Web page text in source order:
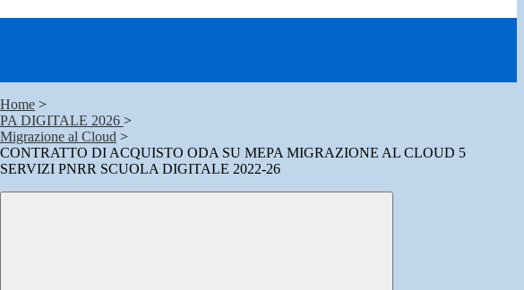
Home >
PA DIGITALE 2026 >
Migrazione al Cloud >
CONTRATTO DI ACQUISTO ODA SU MEPA MIGRAZIONE AL CLOUD 5
SERVIZI PNRR SCUOLA DIGITALE 2022-26